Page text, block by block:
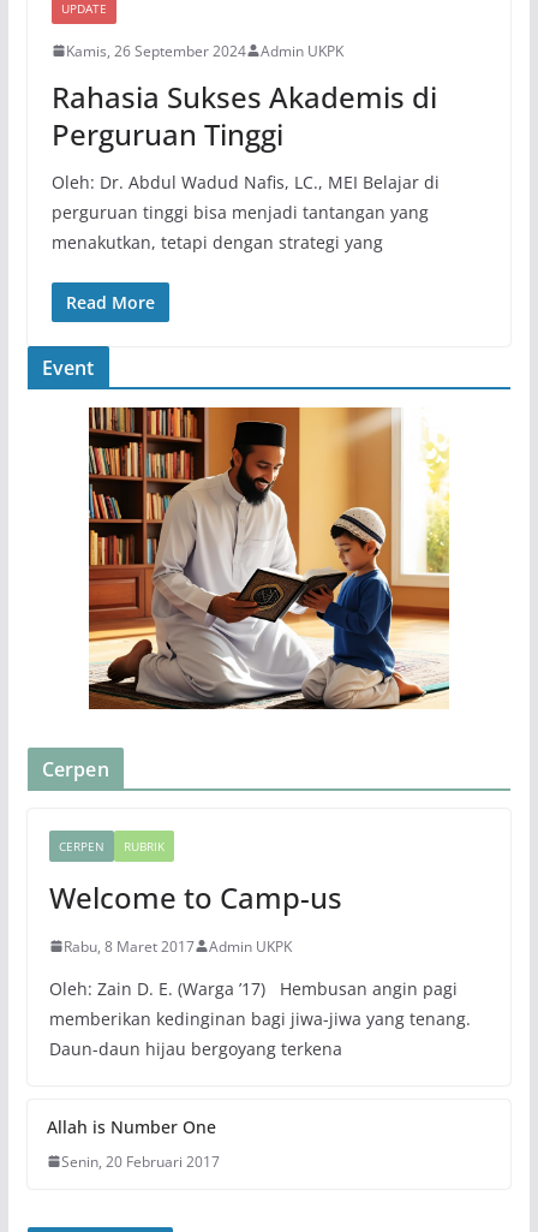
UPDATE
Kamis, 26 September 2024 Admin UKPK
Rahasia Sukses Akademis di
Perguruan Tinggi
Oleh: Dr. Abdul Wadud Nafis, LC., MEI Belajar di
perguruan tinggi bisa menjadi tantangan yang
menakutkan, tetapi dengan strategi yang
Read More
Event
Cerpen
CERPEN RUBRIK
Welcome to Camp-us
Rabu, 8 Maret 2017 Admin UKPK
Oleh: Zain D. E. (Warga ’17) Hembusan angin pagi
memberikan kedinginan bagi jiwa-jiwa yang tenang.
Daun-daun hijau bergoyang terkena
Allah is Number One
Senin, 20 Februari 2017